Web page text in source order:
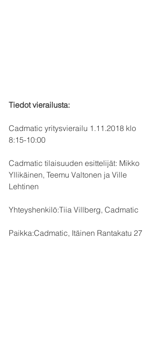
Tiedot vierailusta:
Cadmatic yritysvierailu 1.11.2018 klo
8:15-10:00
Cadmatic tilaisuuden esittelijät: Mikko
Yllikäinen, Teemu Valtonen ja Ville
Lehtinen
Yhteyshenkilö:Tiia Villberg, Cadmatic
Paikka:Cadmatic, Itäinen Rantakatu 27